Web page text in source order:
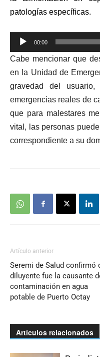
patologías específicas.
Reproductor
de
audio
00:00
Cabe mencionar que
en la Unidad de
gravedad del
emergencias reales de
que para malestares
vital, las personas
correspondiente a su
Artículo anterior
Seremi de Salud confirmó
diluyente fue la causante
contaminación en agua
potable de Puerto Octay
Artículos relacionados